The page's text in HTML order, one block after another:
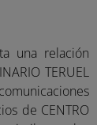
una relación
TERUEL
de CENTRO